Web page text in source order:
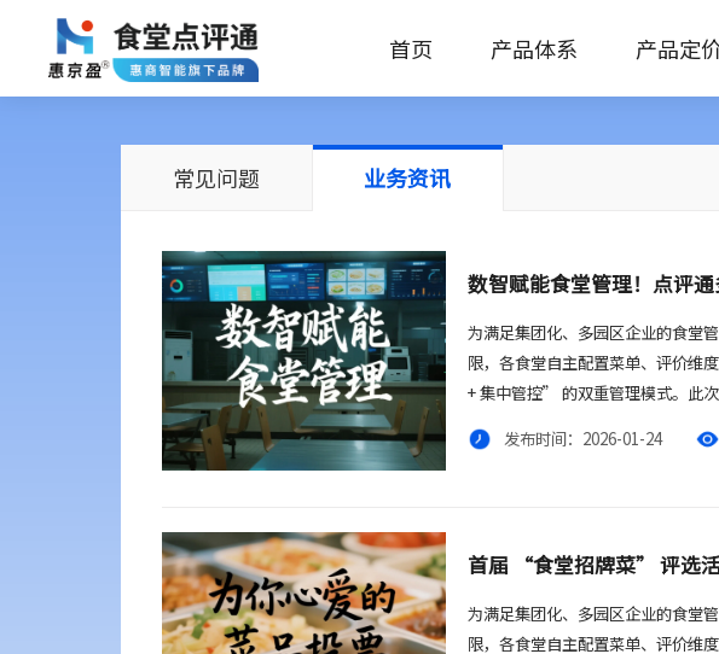
首页 产品体系 产品定
常见问题 业务资讯
数智赋能食堂管理！点评
为满足集团化、多园区企业的食堂
限，各食堂自主配置菜单、评价维
+ 集中管控” 的双重管理模式。此
发布时间：2026-01-24
首届 “食堂招牌菜” 评选活
为满足集团化、多园区企业的食堂
限，各食堂自主配置菜单、评价维